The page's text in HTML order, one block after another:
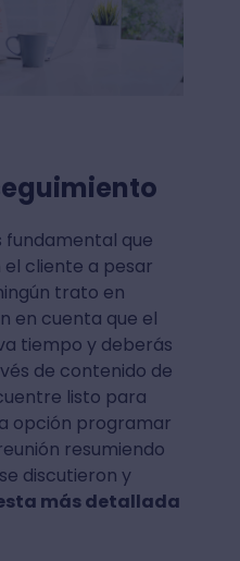
fundamental que
cliente a pesar
trato en
en cuenta que el
tiempo y deberás
de contenido de
listo para
opción programar
resumiendo
discutieron y
más detallada